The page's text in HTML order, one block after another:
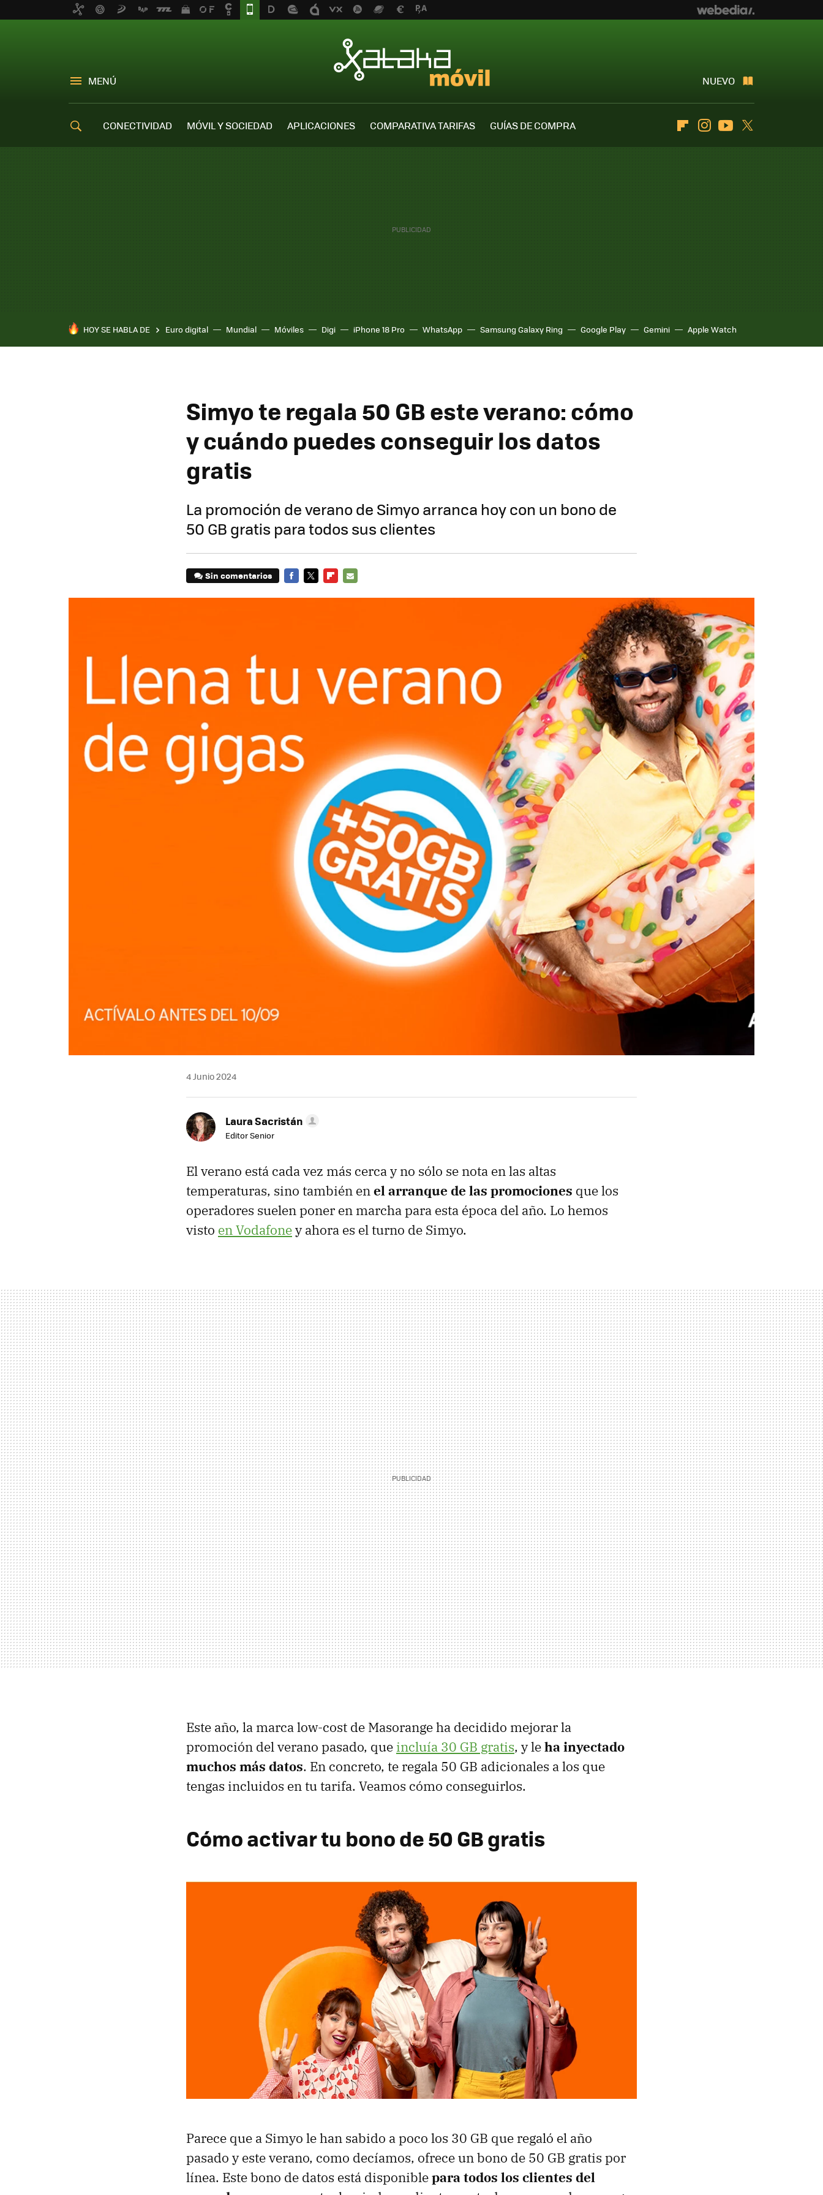
MENÚ NUEVO
CONECTIVIDAD MÓVIL Y SOCIEDAD APLICACIONES COMPARATIVA TARIFAS
GUÍAS DE COMPRA
FlipboardInstagramYoutube
HOY SE HABLA DE Euro digital Mundial Móviles Digi iPhone 18 Pro WhatsApp Samsung Galaxy Ring Google Play Gemini Apple Watch
Simyo te regala 50 GB este verano: cómo
y cuándo puedes conseguir los datos
gratis
La promoción de verano de Simyo arranca hoy con un bono de
50 GB gratis para todos sus clientes
Sin comentarios
4 Junio 2024
Laura Sacristán
Editor Senior
El verano está cada vez más cerca y no sólo se nota en las altas
temperaturas, sino también enel arranque de las promociones que los
operadores suelen poner en marcha para esta época del año. Lo hemos
visto en Vodafoney ahora es el turno de Simyo.
Este año, la marca low-cost de Masorange ha decidido mejorar la
promoción del verano pasado, que incluía 30 GB gratis, y leha inyectado
muchos más datos. En concreto, te regala 50 GB adicionales a los que
tengas incluidos en tu tarifa. Veamos cómo conseguirlos.
Cómo activar tu bono de 50 GB gratis
Parece que a Simyo le han sabido a poco los 30 GB que regaló el año
pasado y este verano, como decíamos, ofrece un bono de 50 GB gratis por
línea. Este bono de datos está disponiblepara todos los clientes del